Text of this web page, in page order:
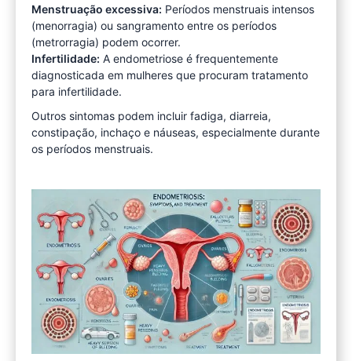
Menstruação excessiva: Períodos menstruais intensos
(menorragia) ou sangramento entre os períodos
(metrorragia) podem ocorrer.
Infertilidade: A endometriose é frequentemente
diagnosticada em mulheres que procuram tratamento
para infertilidade.
Outros sintomas podem incluir fadiga, diarreia,
constipação, inchaço e náuseas, especialmente durante
os períodos menstruais.